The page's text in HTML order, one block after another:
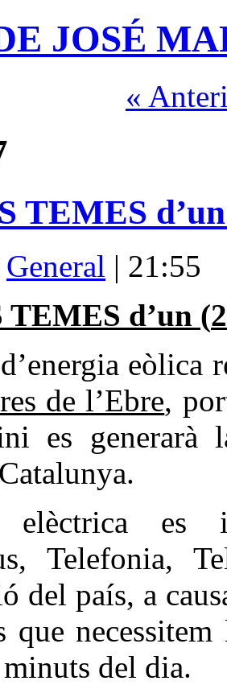
JOSÉ
«
TEMES
General | 21:55
d’un (
eòlica
de l’Ebre,
es generarà
elèctrica es
Telefonia,
del país, a
que
del dia.